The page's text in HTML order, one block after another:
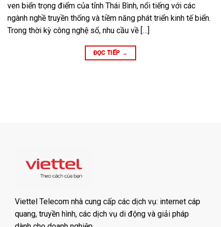
ven biển trọng điểm của tỉnh Thái Bình, nổi tiếng với các
ngành nghề truyền thống và tiềm năng phát triển kinh tế biển.
Trong thời kỳ công nghệ số, nhu cầu về […]
ĐỌC TIẾP →
Viettel Telecom nhà cung cấp các dịch vụ: internet cáp
quang, truyền hình, các dịch vụ di động và giải pháp